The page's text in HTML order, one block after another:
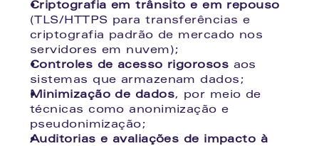
Criptografia em trânsito e em repouso
(TLS/HTTPS para transferências e
criptografia padrão de mercado nos
servidores em nuvem);
Controles de acesso rigorosos aos
sistemas que armazenam dados;
Minimização de dados, por meio de
técnicas como anonimização e
pseudonimização;
Auditorias e avaliações de impacto à